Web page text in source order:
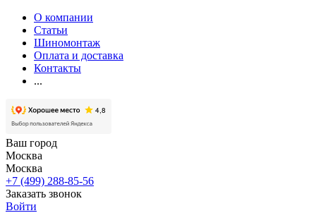
О компании
Статьи
Шиномонтаж
Оплата и доставка
Контакты
...
Ваш город
Москва
Москва
+7 (499) 288-85-56
Заказать звонок
Войти